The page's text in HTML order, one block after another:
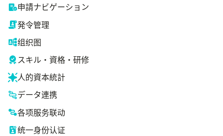
申請ナビゲーション
発令管理
组织图
スキル・資格・研修
人的資本統計
データ連携
各项服务联动
统一身份认证